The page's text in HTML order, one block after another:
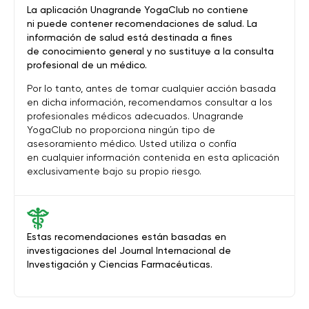
Estas recomendaciones están basadas en
investigaciones del Journal Internacional de
Investigación y Ciencias Farmacéuticas.
La aplicación Unagrande YogaClub no contiene
ni puede contener recomendaciones de salud. La
información de salud está destinada a fines
de conocimiento general y no sustituye a la consulta
profesional de un médico.
Por lo tanto, antes de tomar cualquier acción basada
en dicha información, recomendamos consultar a los
profesionales médicos adecuados. Unagrande
YogaClub no proporciona ningún tipo de
asesoramiento médico. Usted utiliza o confía
en cualquier información contenida en esta aplicación
exclusivamente bajo su propio riesgo.